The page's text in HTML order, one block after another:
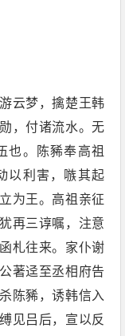
云梦，擒楚王韩
，付诸流水。无
也。陈豨奉高祖
以利害，嗾其起
为王。高祖亲征
再三谆嘱，注意
札往来。家仆谢
著迳至丞相府告
陈豨，诱韩信入
见吕后，宣以反